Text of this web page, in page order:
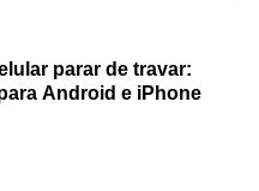
parar de travar:
Android e iPhone